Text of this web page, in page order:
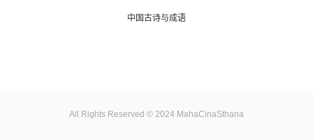
中国古诗与成语
All Rights Reserved © 2024 MahaCinaSthana